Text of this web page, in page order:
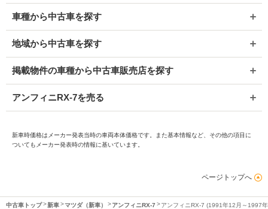
車種から中古車を探す
地域から中古車を探す
掲載物件の車種から中古車販売店を探す
アンフィニRX-7を売る
新車時価格はメーカー発表当時の車両本体価格です。また基本情報など、その他の項目に
ついてもメーカー発表時の情報に基いています。
ページトップへ
中古車トップ 新車 マツダ（新車） アンフィニRX-7 アンフィニRX-7 (1991年12月～1997